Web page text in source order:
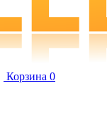
Корзина 0